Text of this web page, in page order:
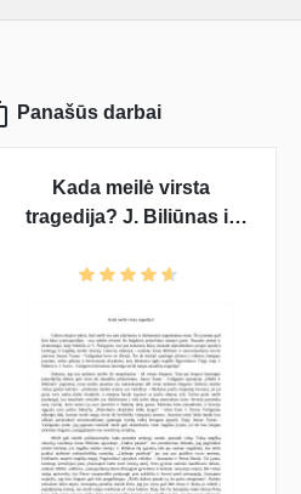
Panašūs darbai
Kada meilė virsta
tragedija? J. Biliūnas ir